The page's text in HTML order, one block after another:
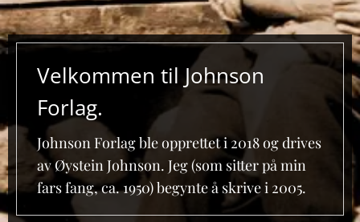
Velkommen til Johnson
Forlag.
Johnson Forlag ble opprettet i 2018 og drives
av Øystein Johnson. Jeg (som sitter på min
fars fang, ca. 1950) begynte å skrive i 2005.